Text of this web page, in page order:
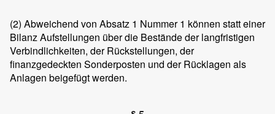
(2) Abweichend von Absatz 1 Nummer 1 können statt einer
Bilanz Aufstellungen über die Bestände der langfristigen
Verbindlichkeiten, der Rückstellungen, der
finanzgedeckten Sonderposten und der Rücklagen als
Anlagen beigefügt werden.